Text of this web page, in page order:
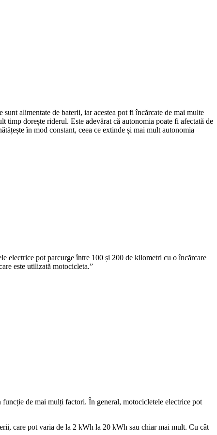
alimentate de baterii, iar acestea pot fi încărcate de mai multe
dorește riderul. Este adevărat că autonomia poate fi afectată de
în mod constant, ceea ce extinde și mai mult autonomia
electrice pot parcurge între 100 și 200 de kilometri cu o încărcare
este utilizată motocicleta.”
funcție de mai mulți factori. În general, motocicletele electrice pot
care pot varia de la 2 kWh la 20 kWh sau chiar mai mult. Cu cât